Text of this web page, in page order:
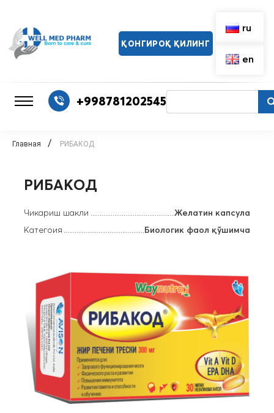
ҚОНГИРОҚ ҚИЛИНГ
ru
en
+998781202545
Главная / РИБAКОД
РИБAКОД
Чикариш шакли
Желатин капсула
Категоия
Биологик фаол қўшимча